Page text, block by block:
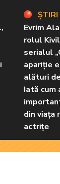
ȘTIRI
Evrim
rolul
serialul
apariție
alături
Iată cum
din viața
actrițe